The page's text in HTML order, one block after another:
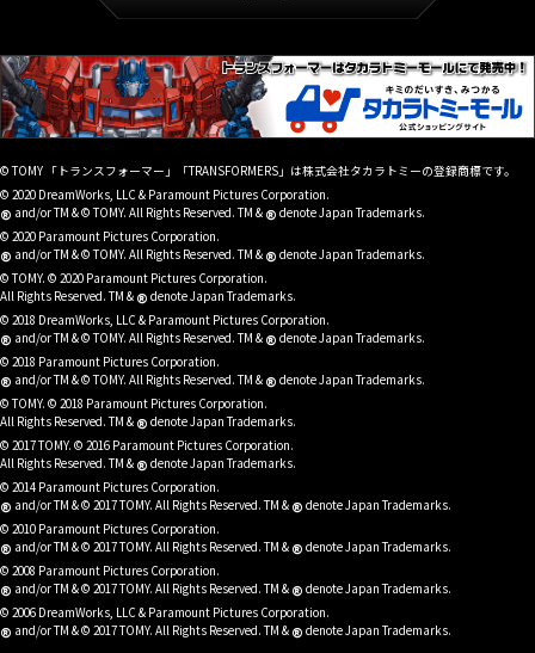
© TOMY 「トランスフォーマー」「TRANSFORMERS」は株式会社タカラトミーの登録商標です。
© 2020 DreamWorks, LLC & Paramount Pictures Corporation.
® and/or TM & © TOMY. All Rights Reserved. TM & ® denote Japan Trademarks.
© 2020 Paramount Pictures Corporation.
® and/or TM & © TOMY. All Rights Reserved. TM & ® denote Japan Trademarks.
© TOMY. © 2020 Paramount Pictures Corporation.
All Rights Reserved. TM & ® denote Japan Trademarks.
© 2018 DreamWorks, LLC & Paramount Pictures Corporation.
® and/or TM & © TOMY. All Rights Reserved. TM & ® denote Japan Trademarks.
© 2018 Paramount Pictures Corporation.
® and/or TM & © TOMY. All Rights Reserved. TM & ® denote Japan Trademarks.
© TOMY. © 2018 Paramount Pictures Corporation.
All Rights Reserved. TM & ® denote Japan Trademarks.
© 2017 TOMY. © 2016 Paramount Pictures Corporation.
All Rights Reserved. TM & ® denote Japan Trademarks.
© 2014 Paramount Pictures Corporation.
® and/or TM & © 2017 TOMY. All Rights Reserved. TM & ® denote Japan Trademarks.
© 2010 Paramount Pictures Corporation.
® and/or TM & © 2017 TOMY. All Rights Reserved. TM & ® denote Japan Trademarks.
© 2008 Paramount Pictures Corporation.
® and/or TM & © 2017 TOMY. All Rights Reserved. TM & ® denote Japan Trademarks.
© 2006 DreamWorks, LLC & Paramount Pictures Corporation.
® and/or TM & © 2017 TOMY. All Rights Reserved. TM & ® denote Japan Trademarks.